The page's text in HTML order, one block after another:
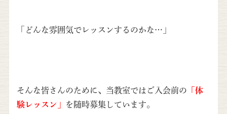
「どんな雰囲気でレッスンするのかな…」
そんな皆さんのために、当教室ではご入会前の 「体
験レッスン」
を随時募集しています。